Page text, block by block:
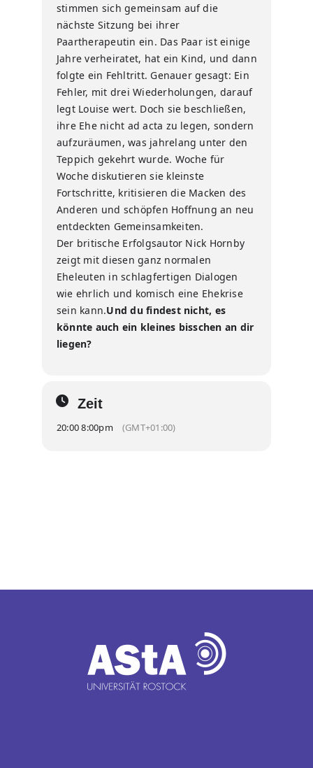
stimmen sich gemeinsam auf die
nächste Sitzung bei ihrer
Paartherapeutin ein. Das Paar ist einige
Jahre verheiratet, hat ein Kind, und dann
folgte ein Fehltritt. Genauer gesagt: Ein
Fehler, mit drei Wiederholungen, darauf
legt Louise wert. Doch sie beschließen,
ihre Ehe nicht ad acta zu legen, sondern
aufzuräumen, was jahrelang unter den
Teppich gekehrt wurde. Woche für
Woche diskutieren sie kleinste
Fortschritte, kritisieren die Macken des
Anderen und schöpfen Hoffnung an neu
entdeckten Gemeinsamkeiten.
Der britische Erfolgsautor Nick Hornby
zeigt mit diesen ganz normalen
Eheleuten in schlagfertigen Dialogen
wie ehrlich und komisch eine Ehekrise
sein kann.Und du findest nicht, es
könnte auch ein kleines bisschen an dir
liegen?
Zeit
20:00 8:00pm (GMT+01:00)